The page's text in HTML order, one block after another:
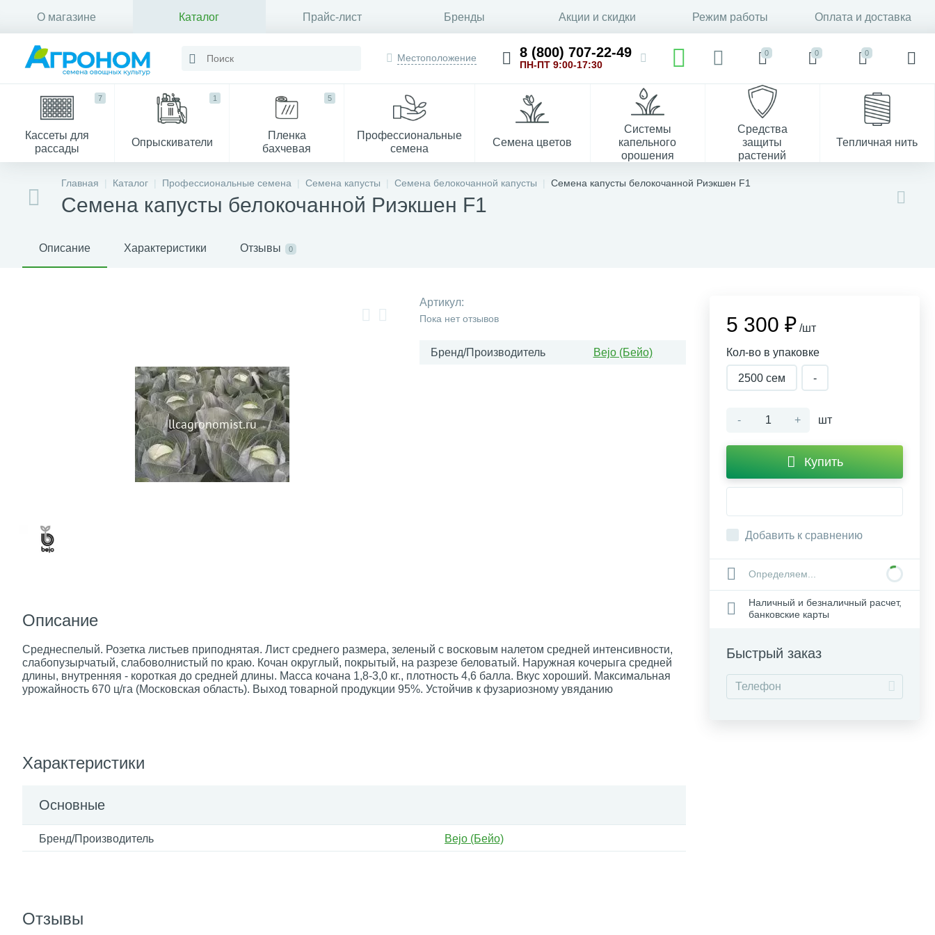
О магазине Каталог Прайс-лист Бренды Акции и скидки Режим работы Оплата и доставка
Контакты
Местоположение 8 (800) 707-22-49
ПН-ПТ 9:00-17:30
0 0 0
Кассеты для
рассады
7
Опрыскиватели
1
Пленка
бахчевая
5
Профессиональные
семена
Семена цветов
Системы
капельного
орошения
Средства
защиты
растений
Тепличная нить
Главная Каталог Профессиональные семена Семена капусты Семена белокочанной капусты Семена капусты белокочанной Риэкшен F1
Семена капусты белокочанной Риэкшен F1
Описание Характеристики Отзывы 0
Артикул:
Пока нет отзывов
Бренд/Производитель Bejo (Бейо)
Описание
Среднеспелый. Розетка листьев приподнятая. Лист среднего размера, зеленый с восковым налетом средней интенсивности,
слабопузырчатый, слабоволнистый по краю. Кочан округлый, покрытый, на разрезе беловатый. Наружная кочерыга средней
длины, внутренняя - короткая до средней длины. Масса кочана 1,8-3,0 кг., плотность 4,6 балла. Вкус хороший. Максимальная
урожайность 670 ц/га (Московская область). Выход товарной продукции 95%. Устойчив к фузариозному увяданию
Характеристики
Основные
Бренд/Производитель Bejo (Бейо)
5 300 ₽ /шт
Кол-во в упаковке
2500 сем -
- + шт
Купить
Добавить к сравнению
Определяем...
Наличный и безналичный расчет,
банковские карты
Быстрый заказ
Отзывы